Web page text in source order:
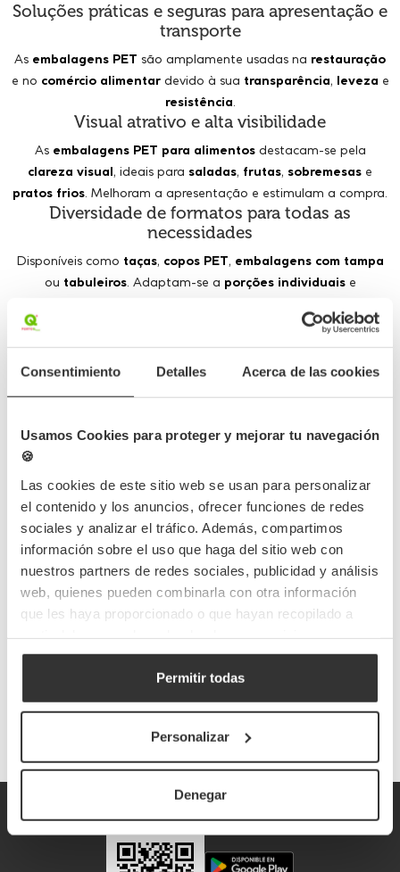
Consentimiento Detalles Acerca de las cookies
Usamos Cookies para proteger y mejorar tu navegación
🍪
Las cookies de este sitio web se usan para personalizar
el contenido y los anuncios, ofrecer funciones de redes
sociales y analizar el tráfico. Además, compartimos
información sobre el uso que haga del sitio web con
nuestros partners de redes sociales, publicidad y análisis
web, quienes pueden combinarla con otra información
que les haya proporcionado o que hayan recopilado a
Permitir todas
Personalizar
Denegar
Soluções práticas e seguras para apresentação e
transporte
As embalagens PET são amplamente usadas na restauração
e no comércio alimentardevido à sua transparência, leveza e
resistência.
Visual atrativo e alta visibilidade
As embalagens PET para alimentosdestacam-se pela
clareza visual, ideais para saladas, frutas, sobremesas e
pratos frios. Melhoram a apresentação e estimulam a compra.
Diversidade de formatos para todas as
necessidades
Disponíveis como taças, copos PET, embalagens com tampa
ou tabuleiros. Adaptam-se a porções individuaise
Segurança no fecho e proteção do conteúdo
Modelos comtampa herméticaprotegem contrafugase
contaminações
. Ideais para entregasetake away.
Indicadas para frio e resistência estrutural
serem aptas para aquecimento, sãoleveseresistentes.
O PETé100% reciclável. Existem versões derPETpara
negócios que seguem práticas sustentáveis.
Design empilhável e otimização de espaço
empilháveis , as embalagens PET otimizam
custos logísticos
Aplicações em múltiplos setores alimentares
eventos. Perfeitas paraprodutos prontos a consumire
vitrinas.
impacto visual. São ideais para negócios que procuram
apresentação cuidadaesustentabilidade
BAIXE O APP